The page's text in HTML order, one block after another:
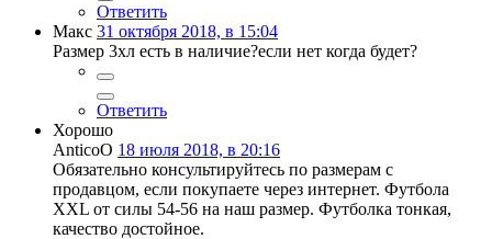
Ответить
Макс 31 октября 2018, в 15:04
Размер 3хл есть в наличие?если нет когда будет?
Ответить
Хорошо
AnticoO 18 июля 2018, в 20:16
Обязательно консультируйтесь по размерам с
продавцом, если покупаете через интернет. Футбола
XXL от силы 54-56 на наш размер. Футболка тонкая,
качество достойное.